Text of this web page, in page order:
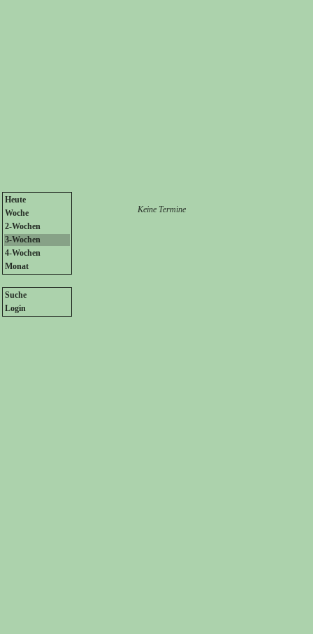
Heute
Woche
2-Wochen
3-Wochen
4-Wochen
Monat
Suche
Login
Keine Termine